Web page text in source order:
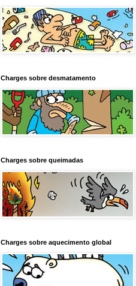
Charges sobre desmatamento
Charges sobre queimadas
Charges sobre aquecimento global